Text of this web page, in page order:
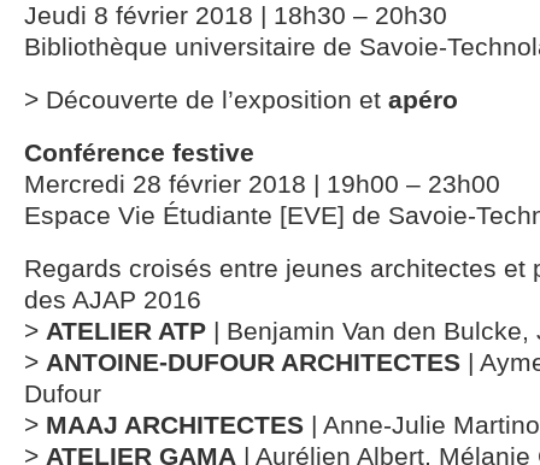
Jeudi 8 février 2018 | 18h30 – 20h30
Bibliothèque universitaire de Savoie-
> Découverte de l’exposition et apéro
Conférence festive
Mercredi 28 février 2018 | 19h00 – 23h00
Espace Vie Étudiante [EVE] de Savoie-
Regards croisés entre jeunes architectes et
des AJAP 2016
> ATELIER ATP | Benjamin Van den Bulcke,
> ANTOINE-DUFOUR ARCHITECTES |
Dufour
> MAAJ ARCHITECTES | Anne-Julie
> ATELIER GAMA | Aurélien Albert, Mélanie